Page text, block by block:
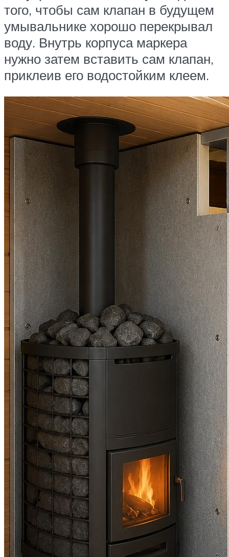
того, чтобы сам клапан в будущем
умывальнике хорошо перекрывал
воду. Внутрь корпуса маркера
нужно затем вставить сам клапан,
приклеив его водостойким клеем.